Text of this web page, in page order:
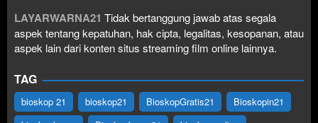
LAYARWARNA21 Tidak bertanggung jawab atas segala
aspek tentang kepatuhan, hak cipta, legalitas, kesopanan, atau
aspek lain dari konten situs streaming film online lainnya.
TAG
bioskop 21 bioskop21 BioskopGratis21
Bioskopin21